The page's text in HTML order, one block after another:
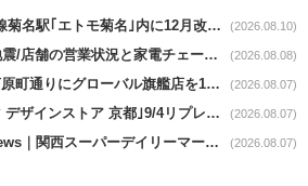
東急ストアnews｜東横線菊名駅｢エトモ菊名｣内に12月改装オープン (2026.08.10)
Weekly Review｜熊本地震/店舗の営業状況と家電チェーンの支援策 (2026.08.08)
ユニクロnews｜京都･河原町通りにグローバル旗艦店を11/6開設 (2026.08.07)
ロフトnews｜新生｢モマ デザインストア 京都｣9/4リプレイスオープン (2026.08.07)
関西フードマーケットnews｜関西スーパーデイリーマート蒲生店8/7改装 (2026.08.07)